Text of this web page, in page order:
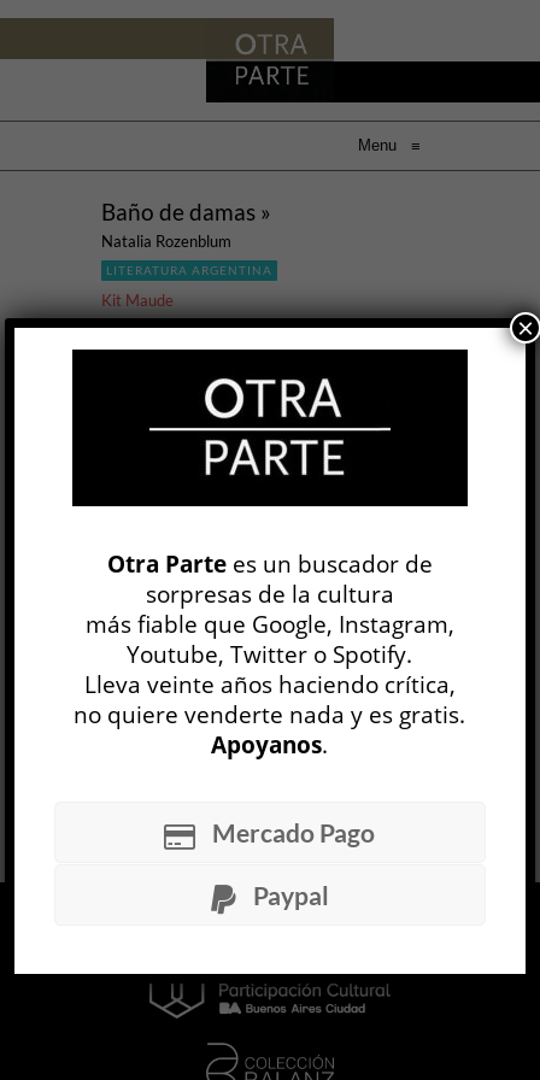
Menu ≡
Baño de damas »
Natalia Rozenblum
LITERATURA ARGENTINA
Kit Maude
16 JUL, 2020
emborracharse: tus ojos y habilidades motrices
comienzan a traicionarte, el mundo es de
repente más misterioso que hace un rato, la
gente te aconseja no hacer cosas que uno sabe
perfectamente hacer (como manejar o trepar
seducción no son lo que creés, y se sabe que
tarde o temprano viene un desenlace
espantoso a...
LEER MÁS
Otra Partees un buscador de
sorpresas de la cultura
más fiable que Google, Instagram,
Youtube, Twitter o Spotify.
Lleva veinte años haciendo crítica,
no quiere venderte nada y es gratis.
Apoyanos.
Mercado Pago
Paypal
×